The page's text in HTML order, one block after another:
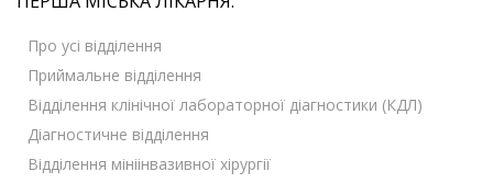
Про усі відділення
Приймальне відділення
Відділення клінічної лабораторної діагностики (КДЛ)
Діагностичне відділення
Відділення мініінвазивної хірургії